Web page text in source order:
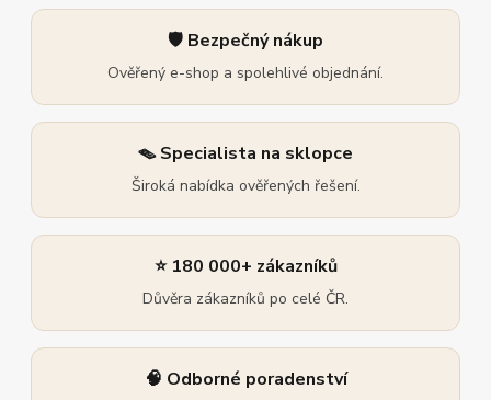
🛡️ Bezpečný nákup
Ověřený e-shop a spolehlivé objednání.
🪤 Specialista na sklopce
Široká nabídka ověřených řešení.
⭐ 180 000+ zákazníků
Důvěra zákazníků po celé ČR.
🧠 Odborné poradenství